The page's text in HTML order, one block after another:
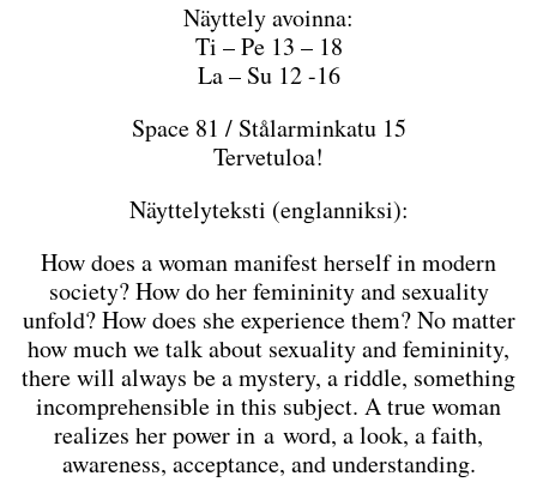
Näyttely avoinna:
Ti – Pe 13 – 18
La – Su 12 -16
Space 81 / Stålarminkatu 15
Tervetuloa!
Näyttelyteksti (englanniksi):
How does a woman manifest herself in modern
society? How do her femininity and sexuality
unfold? How does she experience them? No matter
how much we talk about sexuality and femininity,
there will always be a mystery, a riddle, something
incomprehensible in this subject. A true woman
realizes her power in a word, a look, a faith,
awareness, acceptance, and understanding.